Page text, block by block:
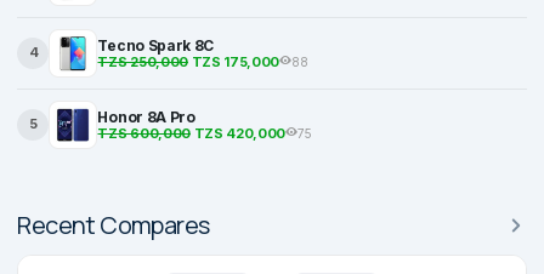
4 Tecno Spark 8C
TZS 250,000TZS 175,000 88
5 Honor 8A Pro
TZS 600,000TZS 420,000 75
Recent Compares